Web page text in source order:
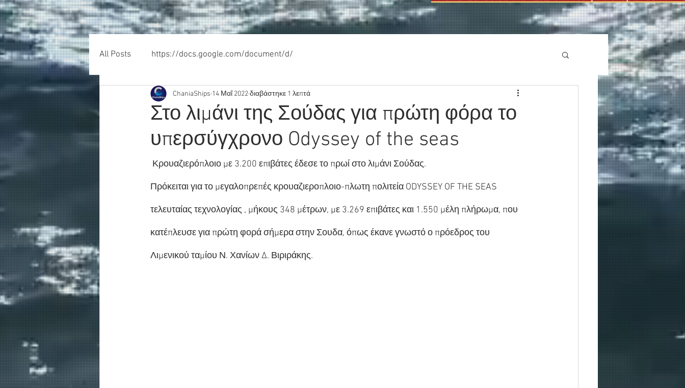
All Posts https://docs.google.com/document/d/
Στο λιμάνι της Σούδας για πρώτη φόρα το
υπερσύγχρονο Odyssey of the seas
ChaniaShips 14 Μαΐ 2022διαβάστηκε 1 λεπτά
Κρουαζιερόπλοιο με 3.200 επιβάτες έδεσε το πρωί στο λιμάνι Σούδας.
Πρόκειται για το μεγαλοπρεπές κρουαζιεροπλοιο-πλωτη πολιτεία ODYSSEY OF THE SEAS
τελευταίας τεχνολογίας , μήκους 348 μέτρων, με 3.269 επιβάτες και 1.550 μέλη πλήρωμα, που
κατέπλευσε για πρώτη φορά σήμερα στην Σουδα, όπως έκανε γνωστό ο πρόεδρος του
Λιμενικού ταμίου Ν. Χανίων Δ. Βιριράκης.